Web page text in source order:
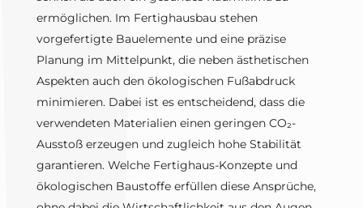
ermöglichen. Im Fertighausbau stehen
vorgefertigte Bauelemente und eine präzise
Planung im Mittelpunkt, die neben ästhetischen
Aspekten auch den ökologischen Fußabdruck
minimieren. Dabei ist es entscheidend, dass die
verwendeten Materialien einen geringen CO₂-
Ausstoß erzeugen und zugleich hohe Stabilität
garantieren. Welche Fertighaus-Konzepte und
ökologischen Baustoffe erfüllen diese Ansprüche,